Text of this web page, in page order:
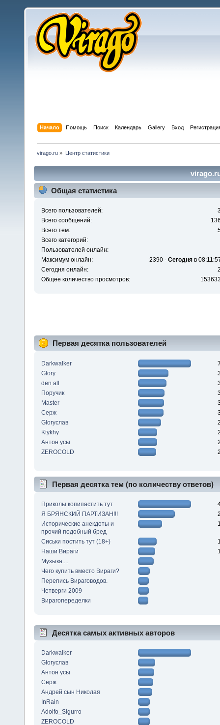
Начало Помощь Поиск Календарь Gallery Вход
virago.ru » Центр статистики
Общая статистика
Всего пользователей:
Всего сообщений:
Всего тем:
Всего категорий:
Пользователей онлайн:
Максимум онлайн:
2390 - Сегодняв
Сегодня онлайн:
Общее количество просмотров:
Первая десятка пользователей
Darkwalker
Glory
den all
Поручик
Master
Серж
Gloryслав
Ktykhy
Антон усы
ZEROCOLD
Первая десятка тем (по количеству ответов)
Приколы копипастить тут
Я БРЯНСКИЙ ПАРТИЗАН!!!
Исторические анекдоты и
прочий подобный бред
Сиськи постить тут (18+)
Наши Вираги
Музыка....
Чего купить вместо Вираги?
Перепись Вираговодов.
Четверги 2009
Вирагопеределки
Десятка самых активных авторов
Darkwalker
Gloryслав
Антон усы
Серж
Андрей сын Николая
InRain
Adolfo_Sigurro
ZEROCOLD